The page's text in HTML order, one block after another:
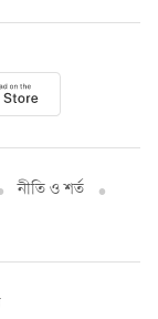
নীতি ও শর্ত